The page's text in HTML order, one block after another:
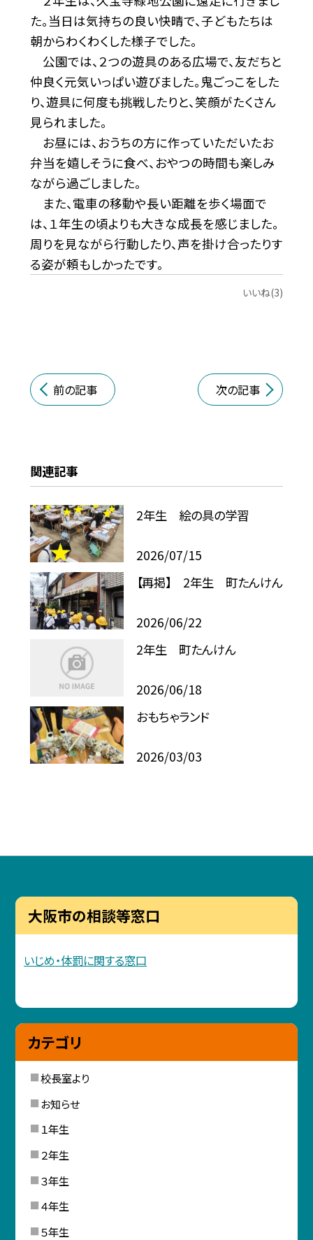
た。当日は気持ちの良い快晴で、子どもたちは
朝からわくわくした様子でした。
公園では、２つの遊具のある広場で、友だちと
仲良く元気いっぱい遊びました。鬼ごっこをした
り、遊具に何度も挑戦したりと、笑顔がたくさん
見られました。
お昼には、おうちの方に作っていただいたお
弁当を嬉しそうに食べ、おやつの時間も楽しみ
ながら過ごしました。
また、電車の移動や長い距離を歩く場面で
は、１年生の頃よりも大きな成長を感じました。
周りを見ながら行動したり、声を掛け合ったりす
る姿が頼もしかったです。
いいね(3)
前の記事 次の記事
関連記事
2年生 絵の具の学習
2026/07/15
【再掲】 2年生 町たんけん
2026/06/22
2年生 町たんけん
2026/06/18
おもちゃランド
2026/03/03
大阪市の相談等窓口
いじめ・体罰に関する窓口
カテゴリ
校長室より
お知らせ
１年生
２年生
３年生
４年生
５年生